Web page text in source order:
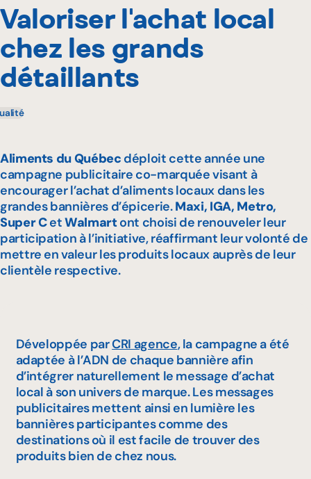
Valoriser l'achat local
chez les grands
détaillants
Aliments du Québec déploit cette année une
campagne publicitaire co-marquée visant à
encourager l’achat d’aliments locaux dans les
grandes bannières d’épicerie.Maxi, IGA, Metro,
Super CetWalmartont choisi de renouveler leur
participation à l’initiative, réaffirmant leur volonté de
mettre en valeur les produits locaux auprès de leur
clientèle respective.
Développée parCRI agence, la campagne a été
adaptée à l’ADN de chaque bannière afin
d’intégrer naturellement le message d’achat
local à son univers de marque. Les messages
publicitaires mettent ainsi en lumière les
bannières participantes comme des
destinations où il est facile de trouver des
produits bien de chez nous.